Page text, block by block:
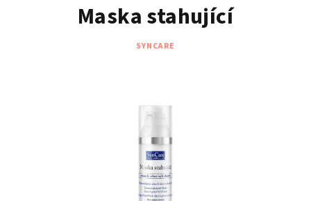
Maska stahující
SYNCARE